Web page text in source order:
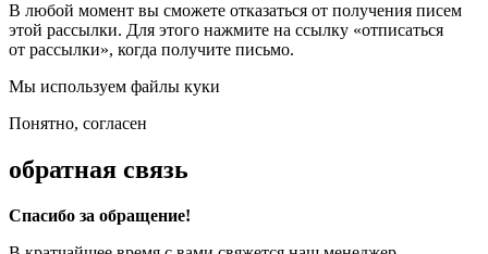
В любой момент вы сможете отказаться от получения писем
этой рассылки. Для этого нажмите на ссылку «отписаться
от рассылки», когда получите письмо.
Мы используем файлы куки
Понятно, согласен
обратная связь
Спасибо за обращение!